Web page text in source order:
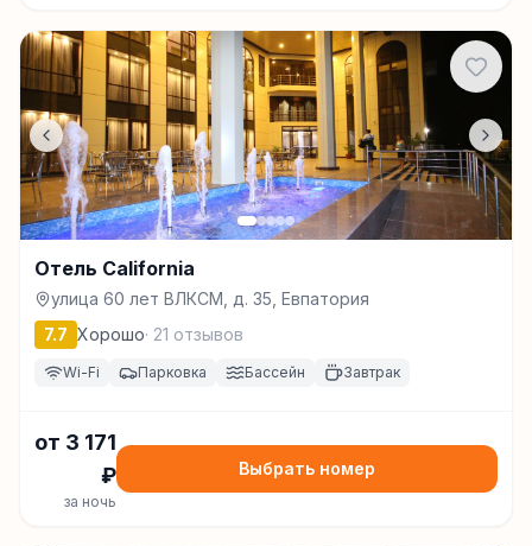
Отель California
улица 60 лет ВЛКСМ, д. 35, Евпатория
7.7 Хорошо· 21 отзывов
Wi-Fi Парковка Бассейн Завтрак
от 3 171
₽
за ночь
Выбрать номер